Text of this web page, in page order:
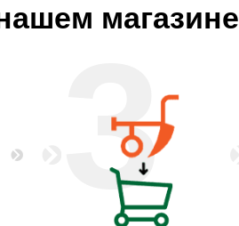
3
магазине